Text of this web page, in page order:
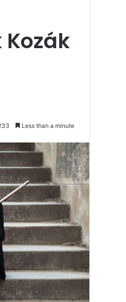
Less than a minute